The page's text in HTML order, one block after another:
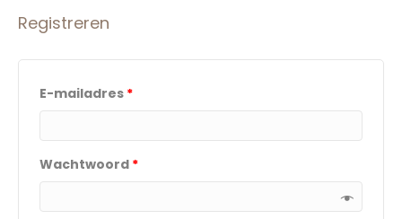
Registreren
E-mailadres *
Wachtwoord *